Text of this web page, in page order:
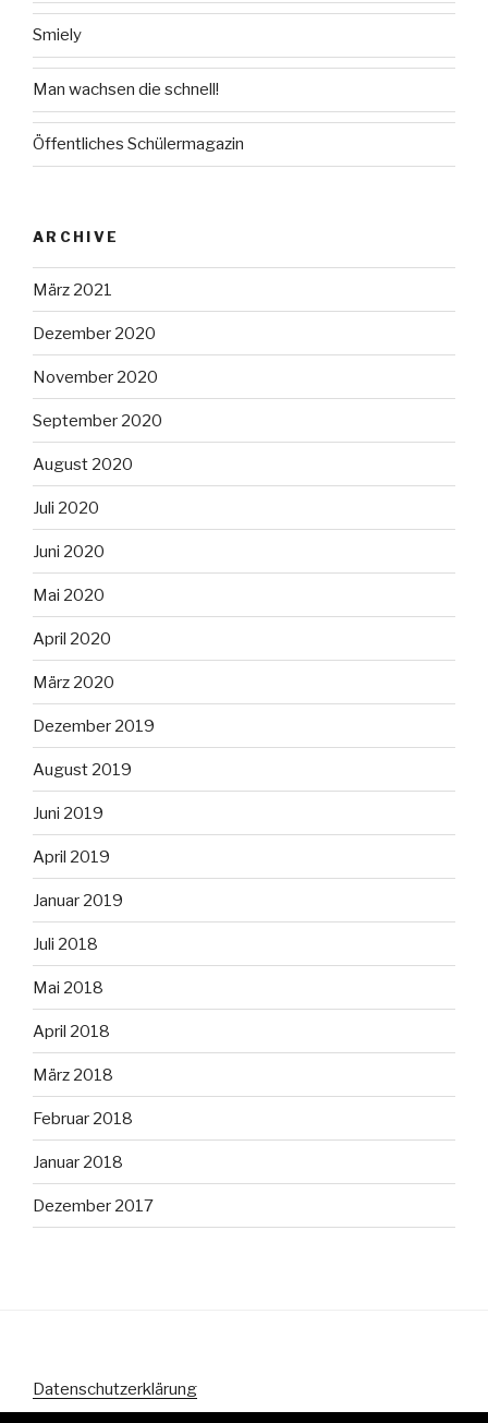
Smiely
Man wachsen die schnell!
Öffentliches Schülermagazin
ARCHIVE
März 2021
Dezember 2020
November 2020
September 2020
August 2020
Juli 2020
Juni 2020
Mai 2020
April 2020
März 2020
Dezember 2019
August 2019
Juni 2019
April 2019
Januar 2019
Juli 2018
Mai 2018
April 2018
März 2018
Februar 2018
Januar 2018
Dezember 2017
Datenschutzerklärung